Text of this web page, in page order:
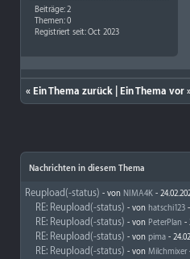
Beiträge: 2
Themen: 0
Registriert seit: Oct 2023
« Ein Thema zurück Ein Thema vor
Nachrichten in diesem Thema
Reupload(-status) - von NIMA4K -
RE: Reupload(-status) - von hatschi123
RE: Reupload(-status) - von PeterPlan -
RE: Reupload(-status) - von pima -
RE: Reupload(-status) - von Milchmixer